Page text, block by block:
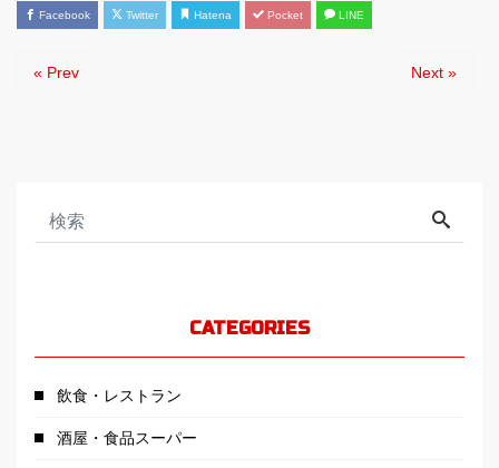
Facebook Twitter Hatena Pocket LINE
« Prev Next »
CATEGORIES
飲食・レストラン
酒屋・食品スーパー